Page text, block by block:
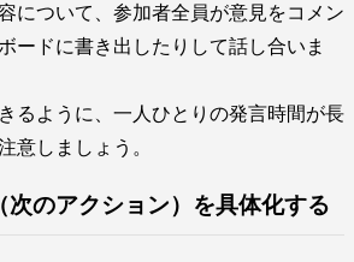
について、参加者全員が意見をコメン
ードに書き出したりして話し合いま
るように、一人ひとりの発言時間が長
意しましょう。
次のアクション）を具体化する